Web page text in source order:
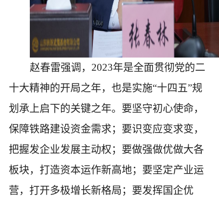
赵春雷强调， 2023年是全面贯彻党的二
十大精神的开局之年，也是实施“十四五”规
划承上启下的关键之年。要坚守初心使命，
保障铁路建设资金需求；要识变应变求变，
把握发企业发展主动权；要做强做优做大各
板块，打造资本运作新高地；要坚定产业运
营，打开多极增长新格局；要发挥国企优